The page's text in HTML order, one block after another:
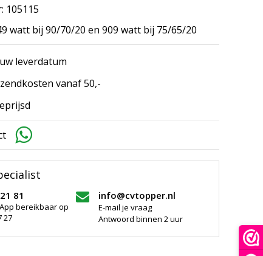
105115
watt bij 90/70/20 en 909 watt bij 75/65/20
leverdatum
vanaf 50,-
81
bereikbaar op
27
info@cvtopper.nl
E-mail je vraag
Antwoord binnen 2 uur